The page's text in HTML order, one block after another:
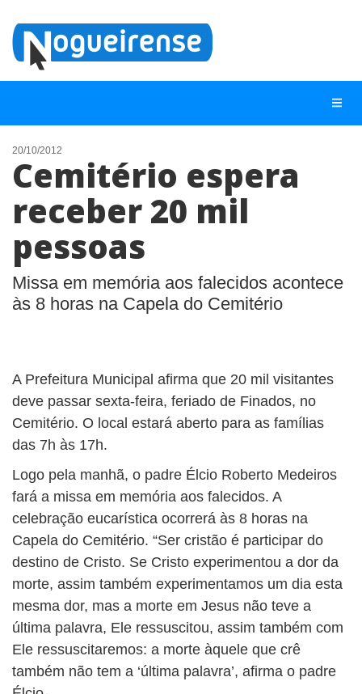
NOTÍCIAS
LISTA DIGITAL
QUEM SOMOS
CONTATO
20/10/2012
Cemitério espera
receber 20 mil
pessoas
Missa em memória aos falecidos acontece
às 8 horas na Capela do Cemitério
A Prefeitura Municipal afirma que 20 mil visitantes
deve passar sexta-feira, feriado de Finados, no
Cemitério. O local estará aberto para as famílias
das 7h às 17h.
Logo pela manhã, o padre Élcio Roberto Medeiros
fará a missa em memória aos falecidos. A
celebração eucarística ocorrerá às 8 horas na
Capela do Cemitério. “Ser cristão é participar do
destino de Cristo. Se Cristo experimentou a dor da
morte, assim também experimentamos um dia esta
mesma dor, mas a morte em Jesus não teve a
última palavra, Ele ressuscitou, assim também com
Ele ressuscitaremos: a morte àquele que crê
também não tem a ‘última palavra’, afirma o padre